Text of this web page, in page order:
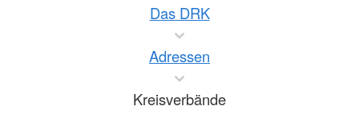
Das DRK
Adressen
Kreisverbände